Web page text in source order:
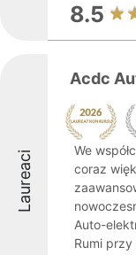
8.5
Laureaci
Acdc
We
coraz
Auto-
Rumi